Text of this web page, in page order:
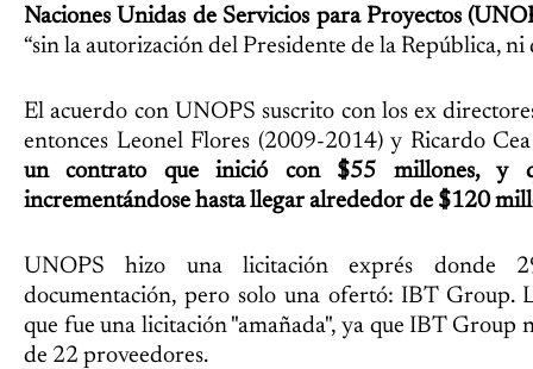
Naciones Unidas de Servicios para Proyectos
“sin la autorización del Presidente de la República, ni
El acuerdo con UNOPS suscrito con los ex
entonces Leonel Flores (2009-2014) y Ricardo
un contrato que inició con $55 millones, y
incrementándose hasta llegar alrededor de $120
UNOPS hizo una licitación exprés donde
documentación, pero solo una ofertó: IBT Group.
que fue una licitación "amañada", ya que IBT Group
de 22 proveedores.